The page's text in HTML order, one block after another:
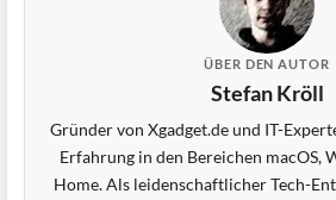
ÜBER DEN AUTOR
Stefan Kröll
Gründer von Xgadget.de und IT-
Erfahrung in den Bereichen macOS,
Home. Als leidenschaftlicher Tech-